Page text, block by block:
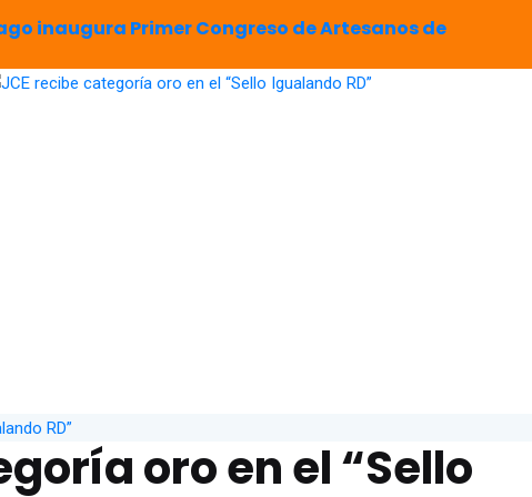
inaugura Primer Congreso de Artesanos de
oro en el “Sello